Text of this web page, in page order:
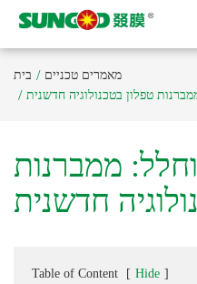
בית
מאמרים טכניים
טפלון בטכנולוגיה חדשנית
ממברנות
חדשנית
Table of Content [ Hide ]